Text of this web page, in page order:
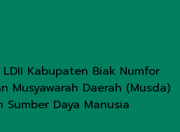
Kabupaten Biak Numfor
Musyawarah Daerah (Musda)
Daya Manusia